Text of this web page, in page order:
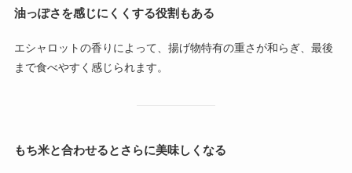
油っぽさを感じにくくする役割もある
エシャロットの香りによって、揚げ物特有の重さが和らぎ、最後
まで食べやすく感じられます。
もち米と合わせるとさらに美味しくなる